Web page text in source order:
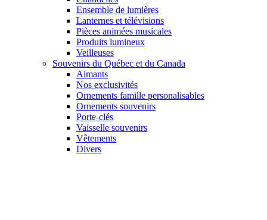
Ensemble de lumières
Lanternes et télévisions
Pièces animées musicales
Produits lumineux
Veilleuses
Souvenirs du Québec et du Canada
Aimants
Nos exclusivités
Ornements famille personalisables
Ornements souvenirs
Porte-clés
Vaisselle souvenirs
Vêtements
Divers